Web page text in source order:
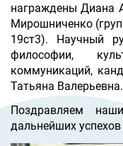
награждены Диана
Мирошниченко
19ст3). Научный
философии,
коммуникаций,
Татьяна Валерьевна.
Поздравляем
дальнейших